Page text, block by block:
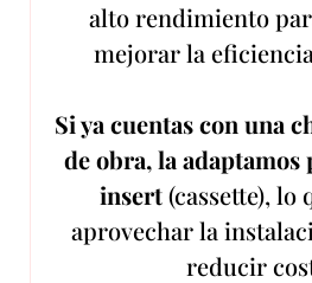
alto rendimiento
mejorar la
Si ya cuentas con una
de obra, la
insert(cassette), lo
aprovechar la
reducir